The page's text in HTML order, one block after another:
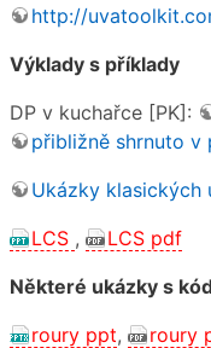
http://
Výklady s příklady
DP v kuchařce [PK]:
přibližně shrnuto v
Ukázky klasických
LCS ,
LCS pdf
Některé ukázky s
roury ppt,
roury